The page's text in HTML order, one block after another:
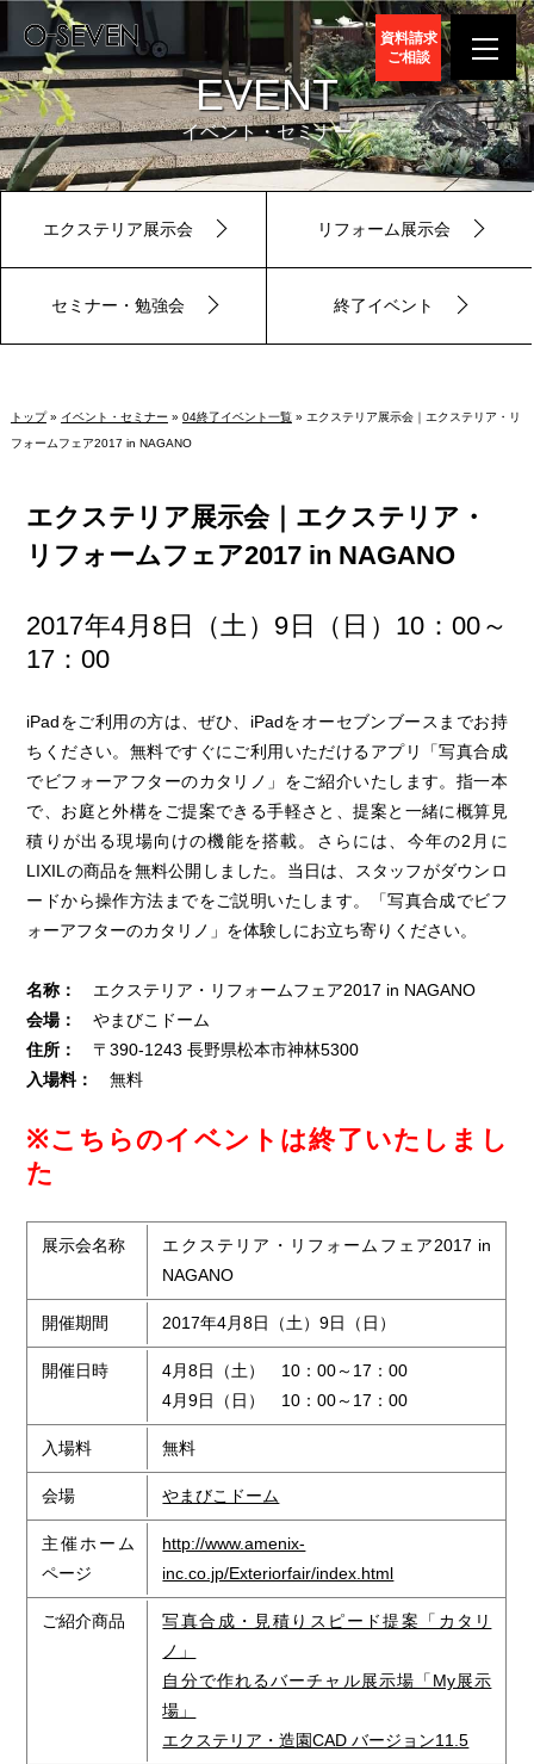
資料請求
ご相談
EVENT
イベント・セミナー
エクステリア展示会 リフォーム展示会
セミナー・勉強会 終了イベント
トップ» イベント・セミナー » 04終了イベント一覧» エクステリア展示会｜エクステリア・リ
フォームフェア2017 in NAGANO
エクステリア展示会｜エクステリア・
リフォームフェア2017 in NAGANO
2017年4月8日（土）9日（日）10：00～
17：00
iPadをご利用の方は、ぜひ、iPadをオーセブンブースまでお持
ちください。無料ですぐにご利用いただけるアプリ「写真合成
でビフォーアフターのカタリノ」をご紹介いたします。指一本
で、お庭と外構をご提案できる手軽さと、提案と一緒に概算見
積りが出る現場向けの機能を搭載。さらには、今年の2月に
LIXILの商品を無料公開しました。当日は、スタッフがダウンロ
ードから操作方法までをご説明いたします。「写真合成でビフ
ォーアフターのカタリノ」を体験しにお立ち寄りください。
名称： エクステリア・リフォームフェア2017 in NAGANO
会場：やまびこドーム
住所： 〒390-1243 長野県松本市神林5300
入場料：無料
※こちらのイベントは終了いたしまし
た
展示会名称
エクステリア・リフォームフェア2017 in
NAGANO
開催期間 2017年4月8日（土）9日（日）
開催日時
4月8日（土） 10：00～17：00
4月9日（日） 10：00～17：00
入場料 無料
会場 やまびこドーム
主催ホーム
ページ
http://www.amenix-
inc.co.jp/Exteriorfair/index.html
ご紹介商品
写真合成・見積りスピード提案「カタリ
ノ」
自分で作れるバーチャル展示場「My展示
場」
エクステリア・造園CAD バージョン11.5